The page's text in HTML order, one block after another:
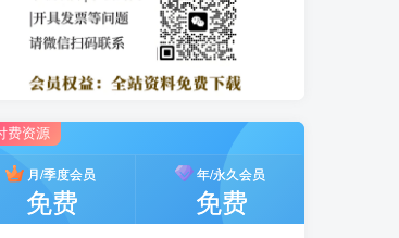
费资源
月/季度会员
免费
年/永久会员
免费